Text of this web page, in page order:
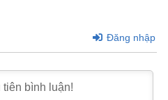
Đăng nhập